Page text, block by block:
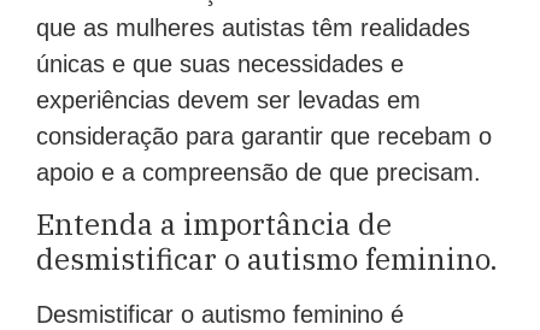
que as mulheres autistas têm realidades
únicas e que suas necessidades e
experiências devem ser levadas em
consideração para garantir que recebam o
apoio e a compreensão de que precisam.
Entenda a importância de
desmistificar o autismo feminino.
Desmistificar o autismo feminino é